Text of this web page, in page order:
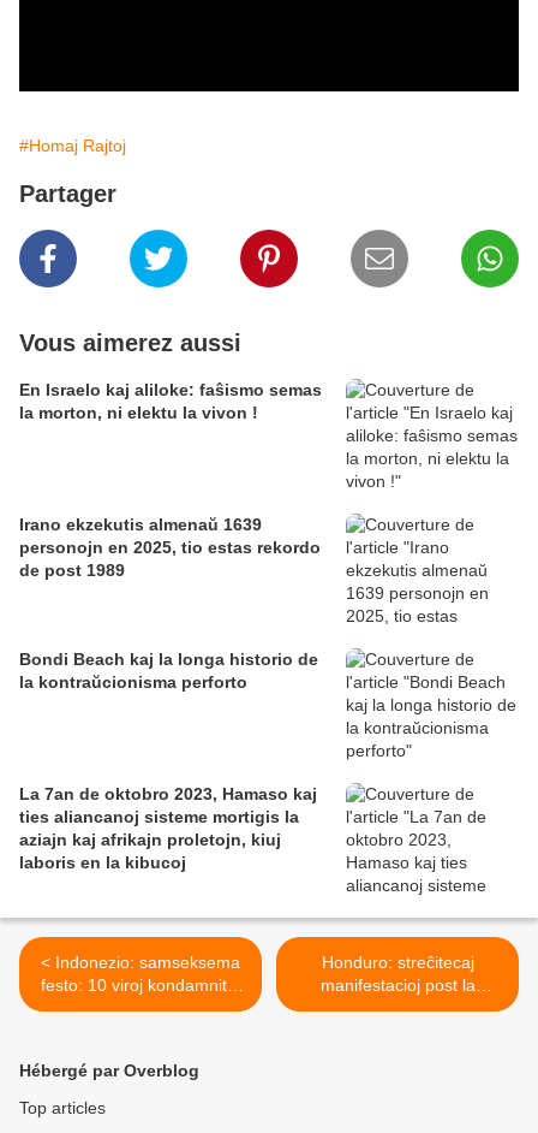
#Homaj Rajtoj
Partager
Vous aimerez aussi
En Israelo kaj aliloke: faŝismo semas
la morton, ni elektu la vivon !
Irano ekzekutis almenaŭ 1639
personojn en 2025, tio estas rekordo
de post 1989
Bondi Beach kaj la longa historio de
la kontraŭcionisma perforto
La 7an de oktobro 2023, Hamaso kaj
ties aliancanoj sisteme mortigis la
aziajn kaj afrikajn proletojn, kiuj
laboris en la kibucoj
< Indonezio: samseksema
festo: 10 viroj kondamnitaj
je du jaroj da malliberejo
Honduro: streĉitecaj
manifestacioj post la
reelekto de la prezidento >
Hébergé par Overblog
Top articles